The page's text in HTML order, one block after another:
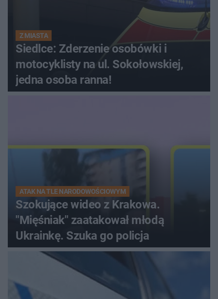
Z MIASTA
Siedlce: Zderzenie osobówki i
motocyklisty na ul. Sokołowskiej,
jedna osoba ranna!
ATAK NA TLE NARODOWOŚCIOWYM
Szokujące wideo z Krakowa.
"Mięśniak" zaatakował młodą
Ukrainkę. Szuka go policja